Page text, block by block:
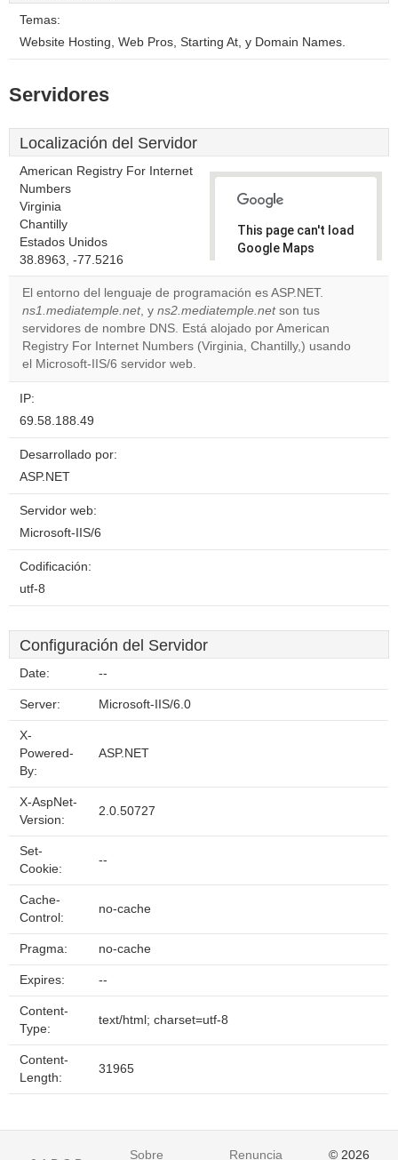
Temas:
Website Hosting, Web Pros, Starting At, y Domain Names.
Servidores
Localización del Servidor
American Registry For Internet
Numbers
Virginia
Chantilly
Estados Unidos
38.8963, -77.5216
This page can't load
Google Maps
Do you
website?
El entorno del lenguaje de programación es ASP.NET.
ns1.mediatemple.net, y ns2.mediatemple.netson tus
servidores de nombre DNS. Está alojado por American
Registry For Internet Numbers (Virginia, Chantilly,) usando
el Microsoft-IIS/6 servidor web.
IP:
69.58.188.49
Desarrollado por:
ASP.NET
Servidor web:
Microsoft-IIS/6
Codificación:
utf-8
Configuración del Servidor
Date: --
Server: Microsoft-IIS/6.0
X-
Powered-
By:
ASP.NET
X-AspNet-
Version:
2.0.50727
Set-
Cookie:
--
Cache-
Control:
no-cache
Pragma: no-cache
Expires: --
Content-
Type:
text/html; charset=utf-8
Content-
Length:
31965
Sobre Renuncia © 2026